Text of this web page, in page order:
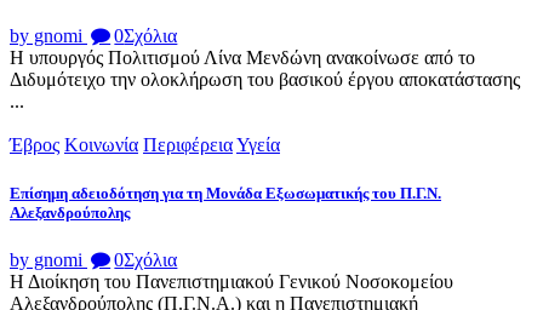
by gnomi 0Σχόλια
Η υπουργός Πολιτισμού Λίνα Μενδώνη ανακοίνωσε από το
Διδυμότειχο την ολοκλήρωση του βασικού έργου αποκατάστασης
...
Έβρος Κοινωνία ΠεριφέρειαΥγεία
Επίσημη αδειοδότηση για τη Μονάδα Εξωσωματικής του Π.Γ.Ν.
Αλεξανδρούπολης
by gnomi 0Σχόλια
Η Διοίκηση του Πανεπιστημιακού Γενικού Νοσοκομείου
Αλεξανδρούπολης (Π.Γ.Ν.Α.) και η Πανεπιστημιακή